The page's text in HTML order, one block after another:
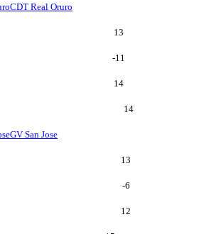
CDT Real Oruro
13
-11
14
14
GV San Jose
13
-6
12